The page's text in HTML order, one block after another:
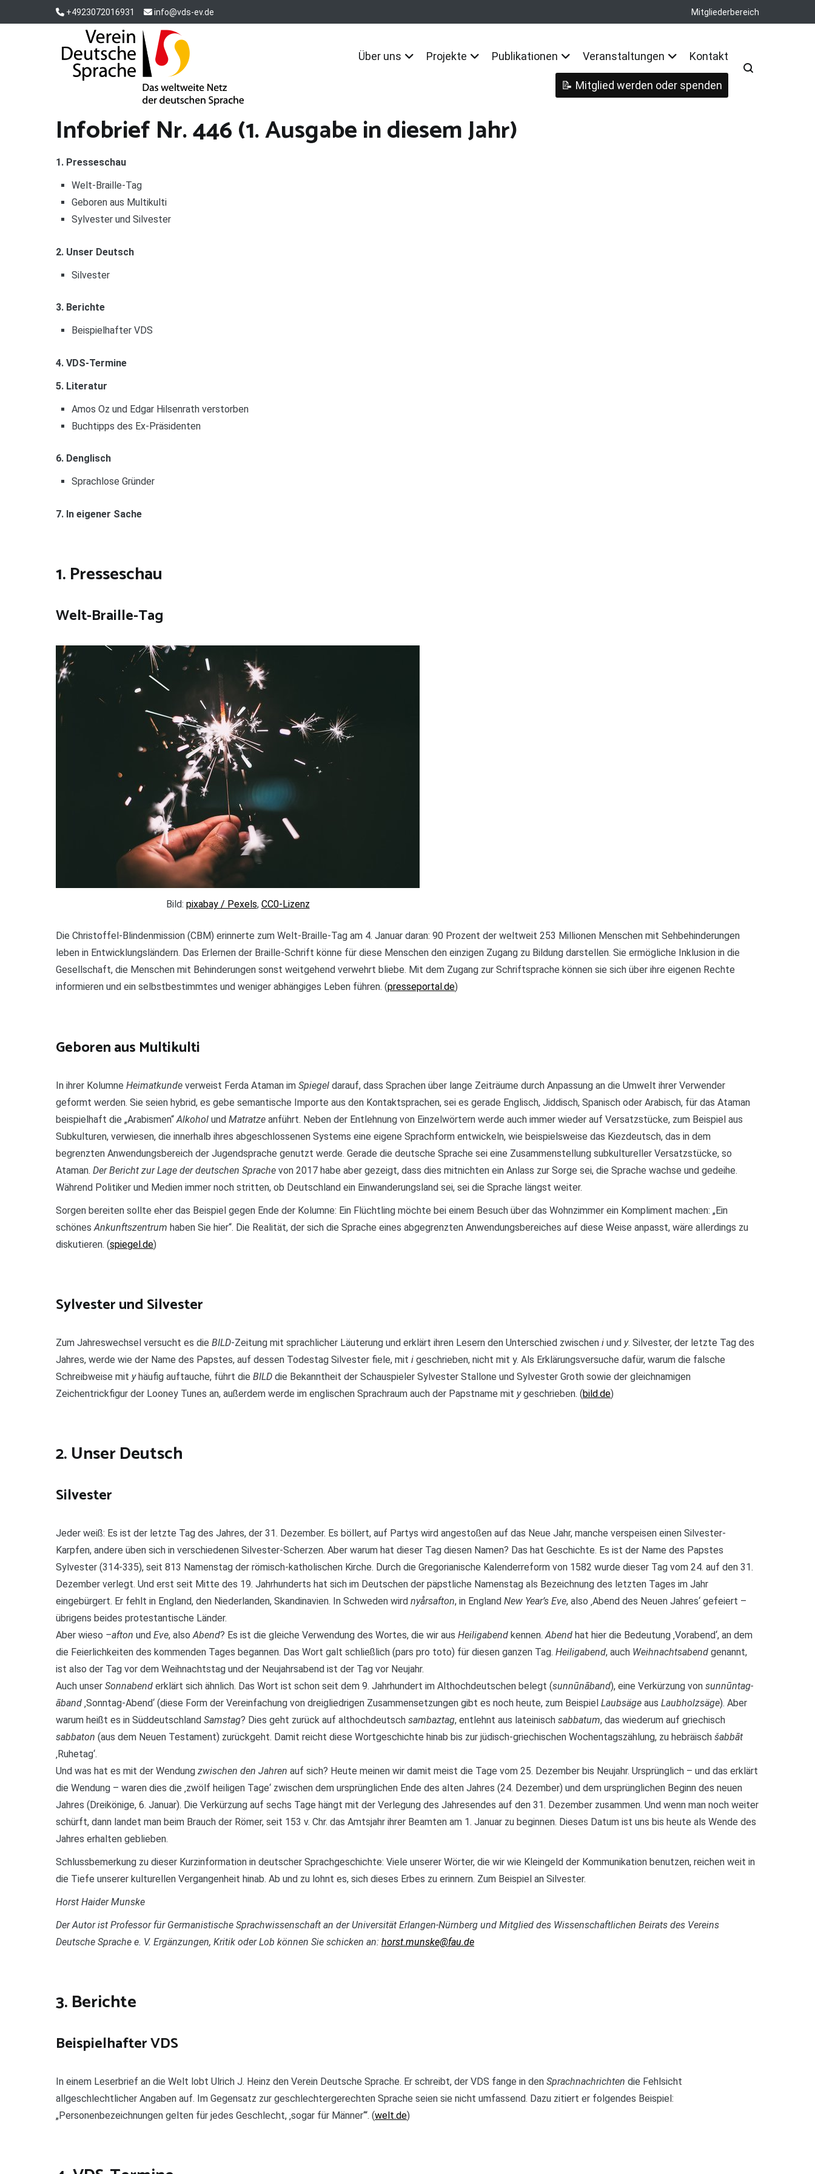
+4923072016931 info@vds-ev.de Mitgliederbereich
Verein Deutsche Sprache e. V.
Über uns Projekte Publikationen Veranstaltungen Kontakt
Mitglied werden oder spenden
Infobrief Nr. 446 (1. Ausgabe in diesem Jahr)
1. Presseschau
Welt-Braille-Tag
Geboren aus Multikulti
Sylvester und Silvester
2. Unser Deutsch
Silvester
3. Berichte
Beispielhafter VDS
4. VDS-Termine
5. Literatur
Amos Oz und Edgar Hilsenrath verstorben
Buchtipps des Ex-Präsidenten
6. Denglisch
Sprachlose Gründer
7. In eigener Sache
1. Presseschau
Welt-Braille-Tag
Bild: pixabay / Pexels, CC0-Lizenz
Die Christoffel-Blindenmission (CBM) erinnerte zum Welt-Braille-Tag am 4. Januar daran: 90 Prozent der weltweit 253 Millionen Menschen mit Sehbehinderungen
leben in Entwicklungsländern. Das Erlernen der Braille-Schrift könne für diese Menschen den einzigen Zugang zu Bildung darstellen. Sie ermögliche Inklusion in die
Gesellschaft, die Menschen mit Behinderungen sonst weitgehend verwehrt bliebe. Mit dem Zugang zur Schriftsprache können sie sich über ihre eigenen Rechte
informieren und ein selbstbestimmtes und weniger abhängiges Leben führen. (presseportal.de)
Geboren aus Multikulti
In ihrer Kolumne Heimatkunde verweist Ferda Ataman im Spiegel darauf, dass Sprachen über lange Zeiträume durch Anpassung an die Umwelt ihrer Verwender
geformt werden. Sie seien hybrid, es gebe semantische Importe aus den Kontaktsprachen, sei es gerade Englisch, Jiddisch, Spanisch oder Arabisch, für das Ataman
beispielhaft die „Arabismen“ Alkohol und Matratze anführt. Neben der Entlehnung von Einzelwörtern werde auch immer wieder auf Versatzstücke, zum Beispiel aus
Subkulturen, verwiesen, die innerhalb ihres abgeschlossenen Systems eine eigene Sprachform entwickeln, wie beispielsweise das Kiezdeutsch, das in dem
begrenzten Anwendungsbereich der Jugendsprache genutzt werde. Gerade die deutsche Sprache sei eine Zusammenstellung subkultureller Versatzstücke, so
Ataman. Der Bericht zur Lage der deutschen Sprache von 2017 habe aber gezeigt, dass dies mitnichten ein Anlass zur Sorge sei, die Sprache wachse und gedeihe.
Während Politiker und Medien immer noch stritten, ob Deutschland ein Einwanderungsland sei, sei die Sprache längst weiter.
Sorgen bereiten sollte eher das Beispiel gegen Ende der Kolumne: Ein Flüchtling möchte bei einem Besuch über das Wohnzimmer ein Kompliment machen: „Ein
schönes Ankunftszentrum haben Sie hier“. Die Realität, der sich die Sprache eines abgegrenzten Anwendungsbereiches auf diese Weise anpasst, wäre allerdings zu
diskutieren. (spiegel.de)
Sylvester und Silvester
Zum Jahreswechsel versucht es die BILD-Zeitung mit sprachlicher Läuterung und erklärt ihren Lesern den Unterschied zwischen i und y. Silvester, der letzte Tag des
Jahres, werde wie der Name des Papstes, auf dessen Todestag Silvester fiele, mit i geschrieben, nicht mit y. Als Erklärungsversuche dafür, warum die falsche
Schreibweise mit yhäufig auftauche, führt die BILD die Bekanntheit der Schauspieler Sylvester Stallone und Sylvester Groth sowie der gleichnamigen
Zeichentrickfigur der Looney Tunes an, außerdem werde im englischen Sprachraum auch der Papstname mit ygeschrieben. (bild.de)
2. Unser Deutsch
Silvester
Jeder weiß: Es ist der letzte Tag des Jahres, der 31. Dezember. Es böllert, auf Partys wird angestoßen auf das Neue Jahr, manche verspeisen einen Silvester-
Karpfen, andere üben sich in verschiedenen Silvester-Scherzen. Aber warum hat dieser Tag diesen Namen? Das hat Geschichte. Es ist der Name des Papstes
Sylvester (314-335), seit 813 Namenstag der römisch-katholischen Kirche. Durch die Gregorianische Kalenderreform von 1582 wurde dieser Tag vom 24. auf den 31.
Dezember verlegt. Und erst seit Mitte des 19. Jahrhunderts hat sich im Deutschen der päpstliche Namenstag als Bezeichnung des letzten Tages im Jahr
eingebürgert. Er fehlt in England, den Niederlanden, Skandinavien. In Schweden wird nyårsafton, in England New Year’s Eve, also ‚Abend des Neuen Jahres‘ gefeiert –
übrigens beides protestantische Länder.
Aber wieso –afton und Eve, alsoAbend? Es ist die gleiche Verwendung des Wortes, die wir aus Heiligabend kennen.Abend hat hier die Bedeutung ‚Vorabend‘, an dem
die Feierlichkeiten des kommenden Tages begannen. Das Wort galt schließlich (pars pro toto) für diesen ganzen Tag. Heiligabend, auch Weihnachtsabend genannt,
ist also der Tag vor dem Weihnachtstag und der Neujahrsabend ist der Tag vor Neujahr.
Auch unser Sonnabend erklärt sich ähnlich. Das Wort ist schon seit dem 9. Jahrhundert im Althochdeutschen belegt (sunnūnāband), eine Verkürzung von sunnūntag-
āband ‚Sonntag-Abend‘ (diese Form der Vereinfachung von dreigliedrigen Zusammensetzungen gibt es noch heute, zum Beispiel Laubsäge aus Laubholzsäge). Aber
warum heißt es in Süddeutschland Samstag? Dies geht zurück auf althochdeutsch sambaztag, entlehnt aus lateinisch sabbatum, das wiederum auf griechisch
sabbaton (aus dem Neuen Testament) zurückgeht. Damit reicht diese Wortgeschichte hinab bis zur jüdisch-griechischen Wochentagszählung, zu hebräisch šabbāt
‚Ruhetag‘.
Und was hat es mit der Wendung zwischen den Jahren auf sich? Heute meinen wir damit meist die Tage vom 25. Dezember bis Neujahr. Ursprünglich – und das erklärt
die Wendung – waren dies die ‚zwölf heiligen Tage‘ zwischen dem ursprünglichen Ende des alten Jahres (24. Dezember) und dem ursprünglichen Beginn des neuen
Jahres (Dreikönige, 6. Januar). Die Verkürzung auf sechs Tage hängt mit der Verlegung des Jahresendes auf den 31. Dezember zusammen. Und wenn man noch weiter
schürft, dann landet man beim Brauch der Römer, seit 153 v. Chr. das Amtsjahr ihrer Beamten am 1. Januar zu beginnen. Dieses Datum ist uns bis heute als Wende des
Jahres erhalten geblieben.
Schlussbemerkung zu dieser Kurzinformation in deutscher Sprachgeschichte: Viele unserer Wörter, die wir wie Kleingeld der Kommunikation benutzen, reichen weit in
die Tiefe unserer kulturellen Vergangenheit hinab. Ab und zu lohnt es, sich dieses Erbes zu erinnern. Zum Beispiel an Silvester.
Horst Haider Munske
Der Autor ist Professor für Germanistische Sprachwissenschaft an der Universität Erlangen-Nürnberg und Mitglied des Wissenschaftlichen Beirats des Vereins
Deutsche Sprache e. V. Ergänzungen, Kritik oder Lob können Sie schicken an: horst.munske@fau.de
3. Berichte
Beispielhafter VDS
In einem Leserbrief an die Welt lobt Ulrich J. Heinz den Verein Deutsche Sprache. Er schreibt, der VDS fange in den Sprachnachrichten die Fehlsicht
allgeschlechtlicher Angaben auf. Im Gegensatz zur geschlechtergerechten Sprache seien sie nicht umfassend. Dazu zitiert er folgendes Beispiel:
„Personenbezeichnungen gelten für jedes Geschlecht, ‚sogar für Männer‘“. (welt.de)